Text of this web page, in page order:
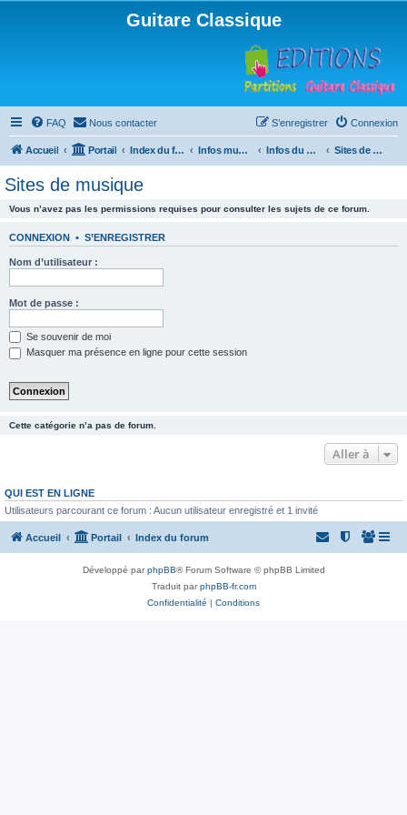
Guitare Classique
FAQ Nous contacter Connexion
S’enregistrer
Accueil Portail Index du forum Infos musicales Infos du Web Sites de musique
Sites de musique
Vous n’avez pas les permissions requises pour consulter les sujets de ce forum.
CONNEXION • S’ENREGISTRER
Nom d’utilisateur :
Mot de passe :
Se souvenir de moi
Masquer ma présence en ligne pour cette session
Cette catégorie n’a pas de forum.
Aller à
QUI EST EN LIGNE
Utilisateurs parcourant ce forum : Aucun utilisateur enregistré et 1 invité
Accueil Portail Index du forum
Développé parphpBB® Forum Software © phpBB Limited
Traduit parphpBB-fr.com
Confidentialité | Conditions